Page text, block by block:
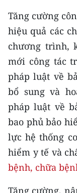
Ảnh
Infographic
TIN MỚI
TIN ĐỊA PHƯƠNG
Trung du và
Đồng bằng
Bắc Trung Bộ
Nguyên
Tăng cường
hiệu quả các
chương trình,
mới công tác
pháp luật về
bổ sung và
pháp luật về
bao phủ bảo
lực hệ thống
hiểm y tế và
bệnh, chữa